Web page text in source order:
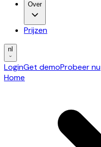
Over
Prijzen
nl
LoginGet demoProbeer nu
Home